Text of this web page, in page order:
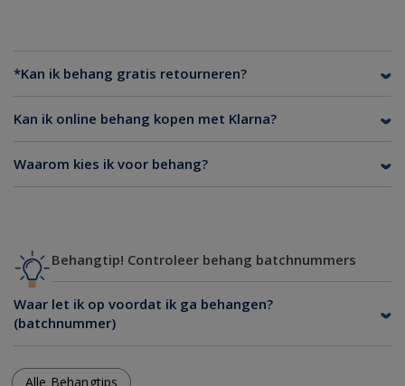
*Kan ik behang gratis retourneren?
Kan ik online behang kopen met Klarna?
Waarom kies ik voor behang?
Behangtip! Controleer behang batchnummers
Waar let ik op voordat ik ga behangen?
(batchnummer)
Alle Behangtips